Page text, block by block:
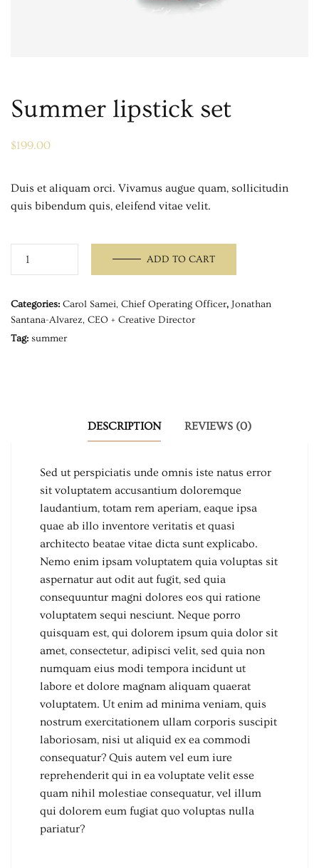
Summer lipstick set
$199.00
Duis et aliquam orci. Vivamus augue quam, sollicitudin
quis bibendum quis, eleifend vitae velit.
Summer
quantity
ADD TO CART
Categories: Carol Samei, Chief Operating Officer, Jonathan
Santana-Alvarez, CEO + Creative Director
Tag: summer
DESCRIPTION REVIEWS (0)
Sed ut perspiciatis unde omnis iste natus error
sit voluptatem accusantium doloremque
laudantium, totam rem aperiam, eaque ipsa
quae ab illo inventore veritatis et quasi
architecto beatae vitae dicta sunt explicabo.
Nemo enim ipsam voluptatem quia voluptas sit
aspernatur aut odit aut fugit, sed quia
consequuntur magni dolores eos qui ratione
voluptatem sequi nesciunt. Neque porro
quisquam est, qui dolorem ipsum quia dolor sit
amet, consectetur, adipisci velit, sed quia non
numquam eius modi tempora incidunt ut
labore et dolore magnam aliquam quaerat
voluptatem. Ut enim ad minima veniam, quis
nostrum exercitationem ullam corporis suscipit
laboriosam, nisi ut aliquid ex ea commodi
consequatur? Quis autem vel eum iure
reprehenderit qui in ea voluptate velit esse
quam nihil molestiae consequatur, vel illum
qui dolorem eum fugiat quo voluptas nulla
pariatur?